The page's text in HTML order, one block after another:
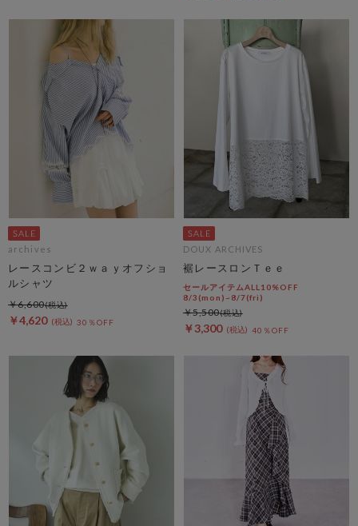
archives
レースコンビ２ｗａｙオフショ
ルシャツ
￥4,620 30％OFF
￥6,600
DOUX ARCHIVES
裾レースロンＴｅｅ
セールアイテムALL10%OFF
8/3(mon)~8/7(fri)
￥3,300 40％OFF
￥5,500